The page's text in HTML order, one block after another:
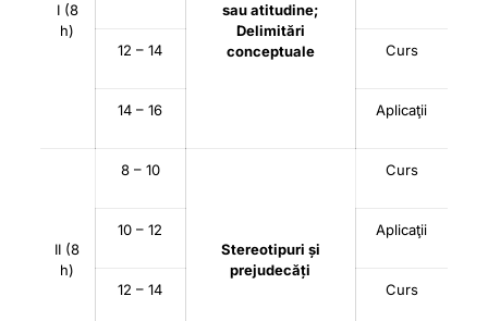
I (8
h)
sau atitudine;
Delimitări
conceptuale
12 – 14 Curs
14 – 16 Aplicaţii
II (8
h)
8 – 10
Stereotipuri și
prejudecăți
Curs
10 – 12 Aplicaţii
12 – 14 Curs